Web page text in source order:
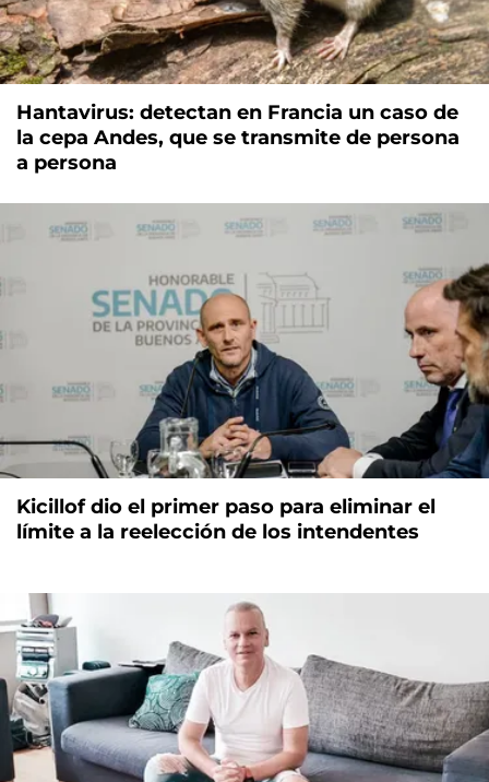
Hantavirus: detectan en Francia un caso de
la cepa Andes, que se transmite de persona
a persona
Kicillof dio el primer paso para eliminar el
límite a la reelección de los intendentes